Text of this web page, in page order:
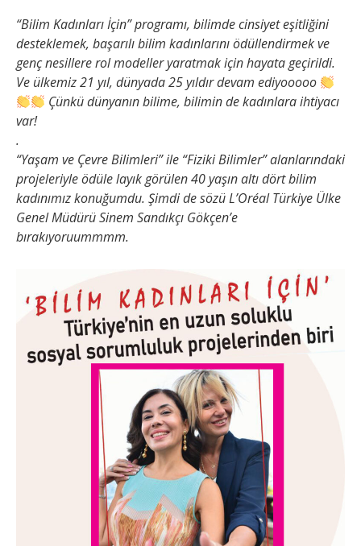
“Bilim Kadınları İçin” programı, bilimde cinsiyet eşitliğini
desteklemek, başarılı bilim kadınlarını ödüllendirmek ve
genç nesillere rol modeller yaratmak için hayata geçirildi.
Ve ülkemiz 21 yıl, dünyada 25 yıldır devam ediyooooo
Çünkü dünyanın bilime, bilimin de kadınlara ihtiyacı
var!
.
“Yaşam ve Çevre Bilimleri” ile “Fiziki Bilimler” alanlarındaki
projeleriyle ödüle layık görülen 40 yaşın altı dört bilim
kadınımız konuğumdu. Şimdi de sözü L’Oréal Türkiye Ülke
Genel Müdürü Sinem Sandıkçı Gökçen’e
bırakıyoruummmm.